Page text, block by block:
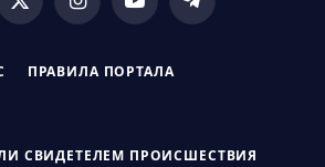
X
InstagramYouTubeTelegram
ПРАВИЛА ПОРТАЛА
СВИДЕТЕЛЕМ ПРОИСШЕСТВИЯ